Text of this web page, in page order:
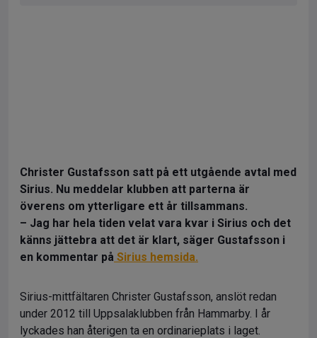
Christer Gustafsson satt på ett utgående avtal med
Sirius. Nu meddelar klubben att parterna är
överens om ytterligare ett år tillsammans.
– Jag har hela tiden velat vara kvar i Sirius och det
känns jättebra att det är klart, säger Gustafsson i
en kommentar på Sirius hemsida.
Sirius-mittfältaren Christer Gustafsson, anslöt redan
under 2012 till Uppsalaklubben från Hammarby. I år
lyckades han återigen ta en ordinarieplats i laget.